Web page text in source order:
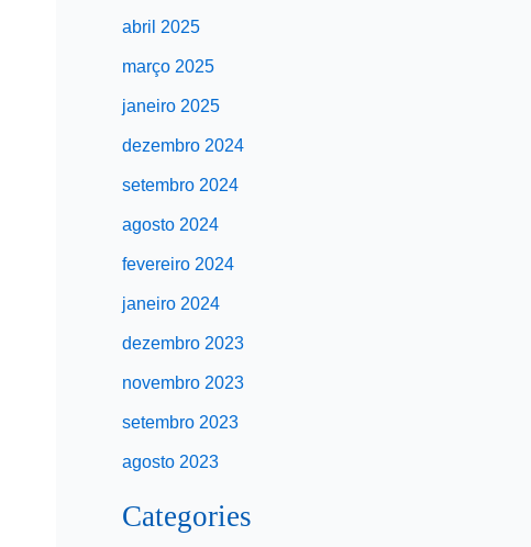
abril 2025
março 2025
janeiro 2025
dezembro 2024
setembro 2024
agosto 2024
fevereiro 2024
janeiro 2024
dezembro 2023
novembro 2023
setembro 2023
agosto 2023
Categories